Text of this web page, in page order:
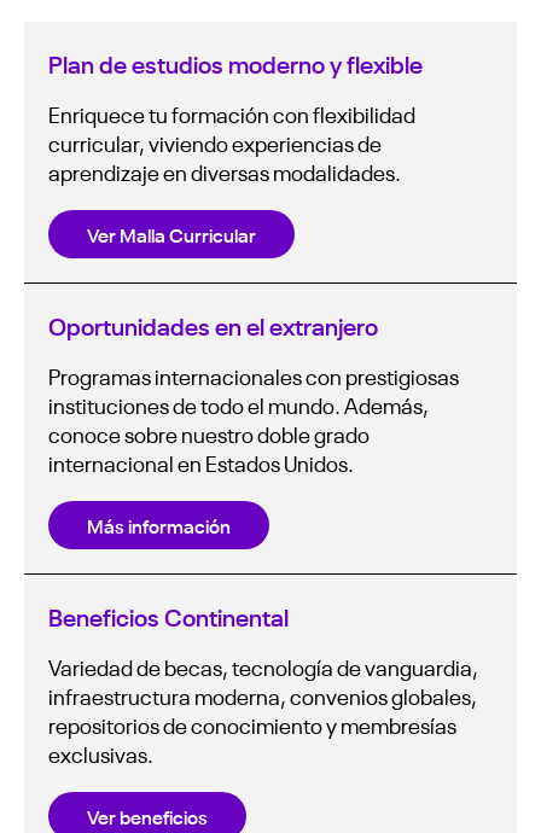
Plan de estudios moderno y flexible
Enriquece tu formación con flexibilidad
curricular, viviendo experiencias de
aprendizaje en diversas modalidades.
Ver Malla Curricular
Oportunidades en el extranjero
Programas internacionales con prestigiosas
instituciones de todo el mundo. Además,
conoce sobre nuestro doble grado
internacional en Estados Unidos.
Más información
Beneficios Continental
Variedad de becas, tecnología de vanguardia,
infraestructura moderna, convenios globales,
repositorios de conocimiento y membresías
exclusivas.
Ver beneficios